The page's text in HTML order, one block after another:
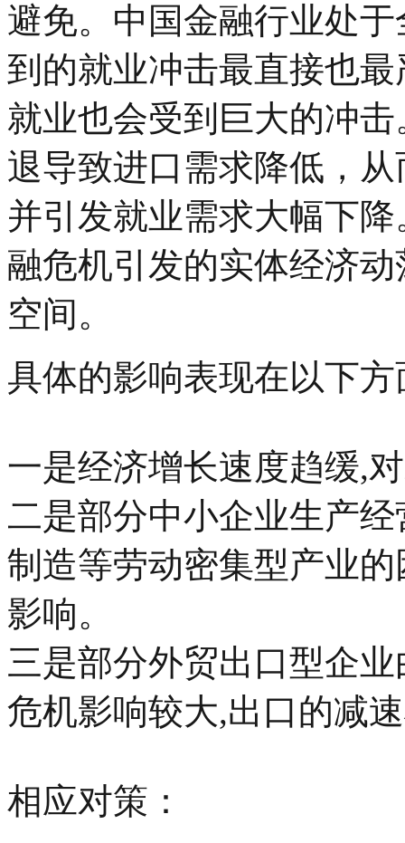
避免。中国金融行业处
到的就业冲击最直接也
就业也会受到巨大的冲
退导致进口需求降低，
并引发就业需求大幅下
融危机引发的实体经济
空间。
具体的影响表现在以下方
一是经济增长速度趋缓,
二是部分中小企业生产
制造等劳动密集型产业
影响。
三是部分外贸出口型企
危机影响较大,出口的减
相应对策：